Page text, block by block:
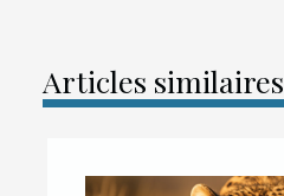
Articles similaires